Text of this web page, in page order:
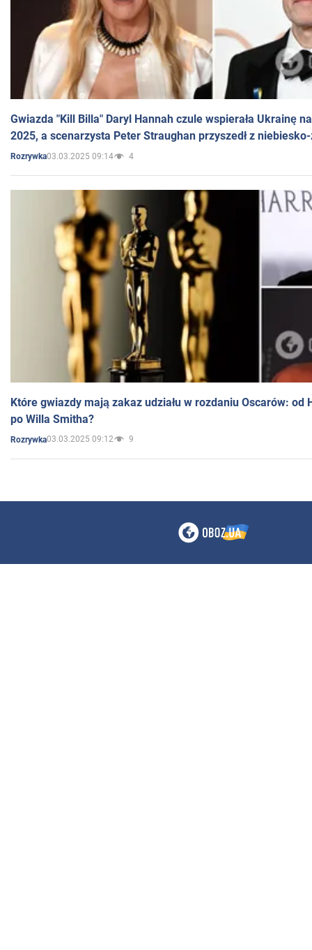
Gwiazda "Kill Billa" Daryl Hannah czule wspierała Ukrainę
2025, a scenarzysta Peter Straughan przyszedł z
Rozrywka03.03.2025 09:14 4
Które gwiazdy mają zakaz udziału w rozdaniu Oscarów: od
po Willa Smitha?
Rozrywka03.03.2025 09:12 9